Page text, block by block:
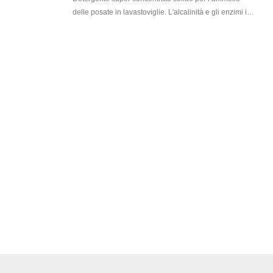
associate al trasporto rispetto ai tradizionali detergenti
liquidi per il lavaggio delle stoviglie. Dispone della
delle posate in lavastoviglie. L'alcalinità e gli enzimi in